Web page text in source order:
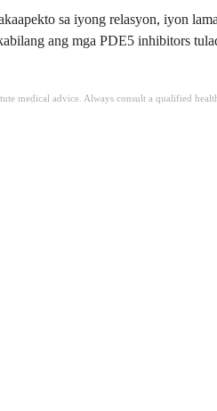
sa iyong relasyon, iyon
ang mga PDE5 inhibitors
medical advice. Always consult a qualified